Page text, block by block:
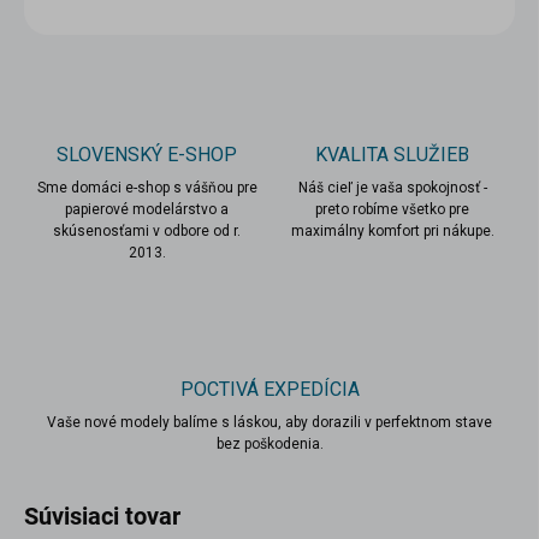
SLOVENSKÝ E-SHOP
Sme domáci e-shop s vášňou pre
papierové modelárstvo a
skúsenosťami v odbore od r.
2013.
KVALITA SLUŽIEB
Náš cieľ je vaša spokojnosť -
preto robíme všetko pre
maximálny komfort pri nákupe.
POCTIVÁ EXPEDÍCIA
Vaše nové modely balíme s láskou, aby dorazili v perfektnom stave
bez poškodenia.
Súvisiaci tovar